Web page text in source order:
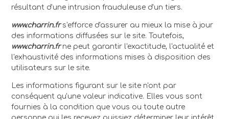
résultant d'une intrusion frauduleuse d'un tiers.
www.charrin.frs'efforce d'assurer au mieux la mise à jour
des informations diffusées sur le site. Toutefois,
www.charrin.frne peut garantir l'exactitude, l'actualité et
l'exhaustivité des informations mises à disposition des
utilisateurs sur le site.
Les informations figurant sur le site n'ont par
conséquent qu'une valeur indicative. Elles vous sont
fournies à la condition que vous ou toute autre